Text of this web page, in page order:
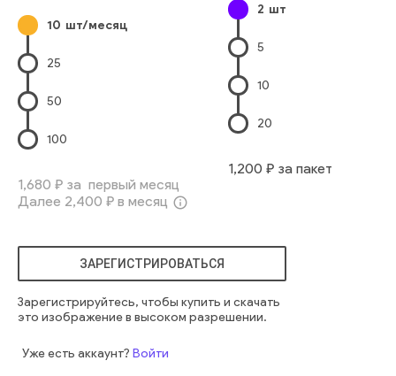
Китайский Новый Год
Китайского Происхождения
Японского Происхождения
Восточноазиатского Происхождения
Пара - Отношения
человек пара
человек
довольно
счастливый
одежда
культура
фестиваль
известный новый год поздравлять
вьетнамский новый год восемь
10 шт/месяц
25
50
100
1,680 ₽ за первый месяц
Далее 2,400 ₽ в месяц info_outline
2 шт
5
10
20
1,200 ₽ за пакет
ЗАРЕГИСТРИРОВАТЬСЯ
Зарегистрируйтесь, чтобы купить и скачать
это изображение в высоком разрешении.
Уже есть аккаунт? Войти